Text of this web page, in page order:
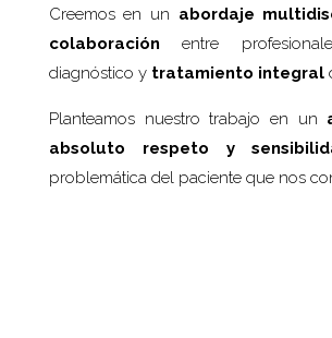
Creemos en un abordaje
colaboración entre
diagnóstico y tratamiento integral
Planteamos nuestro trabajo en un
absoluto respeto y
problemática del paciente que nos